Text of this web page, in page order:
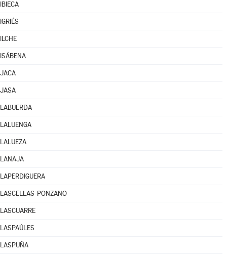
IBIECA
IGRIÉS
ILCHE
ISÁBENA
JACA
JASA
LABUERDA
LALUENGA
LALUEZA
LANAJA
LAPERDIGUERA
LASCELLAS-PONZANO
LASCUARRE
LASPAÚLES
LASPUÑA